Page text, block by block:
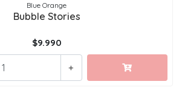
Blue Orange
Bubble Stories
$9.990
+